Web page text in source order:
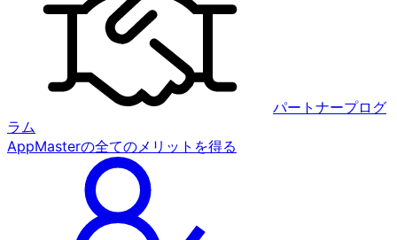
パートナープログ
ラム
AppMasterの全てのメリットを得る